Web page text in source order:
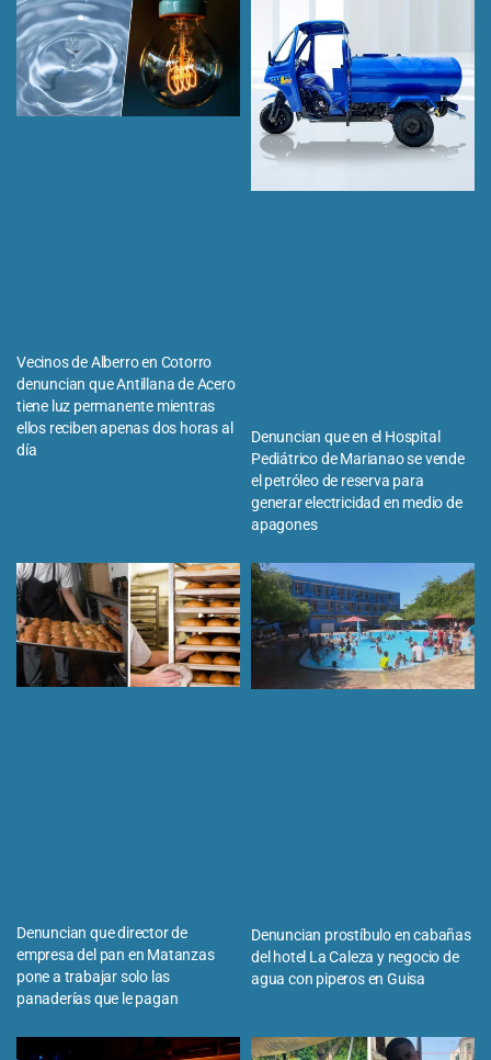
Vecinos de Alberro en Cotorro
denuncian que Antillana de Acero
tiene luz permanente mientras
ellos reciben apenas dos horas al
día
Denuncian que en el Hospital
Pediátrico de Marianao se vende
el petróleo de reserva para
generar electricidad en medio de
apagones
Denuncian que director de
empresa del pan en Matanzas
pone a trabajar solo las
panaderías que le pagan
Denuncian prostíbulo en cabañas
del hotel La Caleza y negocio de
agua con piperos en Guisa